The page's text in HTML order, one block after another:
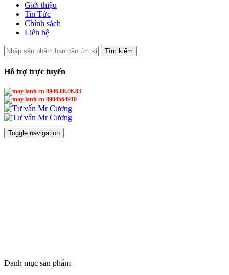
Giới thiệu
Tin Tức
Chính sách
Liên hệ
Tìm kiếm
Hỗ trợ trực tuyến
0946.08.06.83
0904564910
Mr Cương
Mr Cương
Toggle navigation
Danh mục sản phẩm